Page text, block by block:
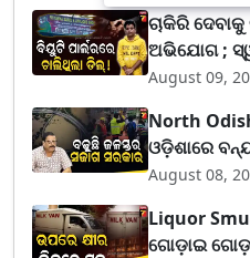
ଚାକିରି
ଅଭିଯୋଗ ;
August 09,
North
ଓଡ଼ିଶାରେ
August 08,
Liquor
ଗୋଡ଼ାଇ